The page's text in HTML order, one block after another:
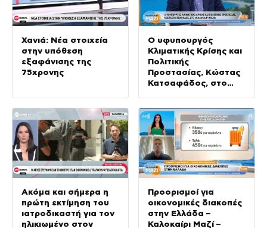
Χανιά: Νέα στοιχεία
στην υπόθεση
εξαφάνισης της
75χρονης
Ο υφυπουργός
Κλιματικής Κρίσης και
Πολιτικής
Προστασίας, Κώστας
Κατσαφάδος, στο
Ακόμα και σήμερα η
πρώτη εκτίμηση του
ιατροδικαστή για τον
ηλικιωμένο στον
Προορισμοί για
οικονομικές διακοπές
στην Ελλάδα –
Καλοκαίρι Μαζί –